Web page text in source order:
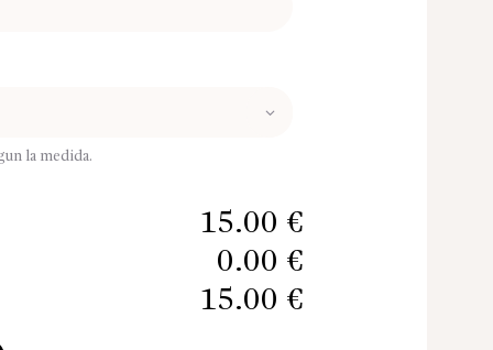
la medida.
15.00 €
0.00 €
15.00 €